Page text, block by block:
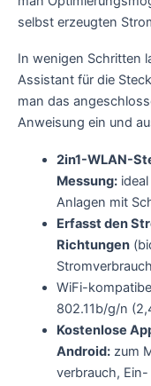
selbst erzeugten
In wenigen Schritten
Assistant für die
man das
Anweisung ein und
2in1-WLAN-
Messung:ideal
Anlagen mit
Erfasst den
Richtungen
Stromverbrauch
WiFi-
802.11b/g/n
Kostenlose
Android:zum
verbrauch,